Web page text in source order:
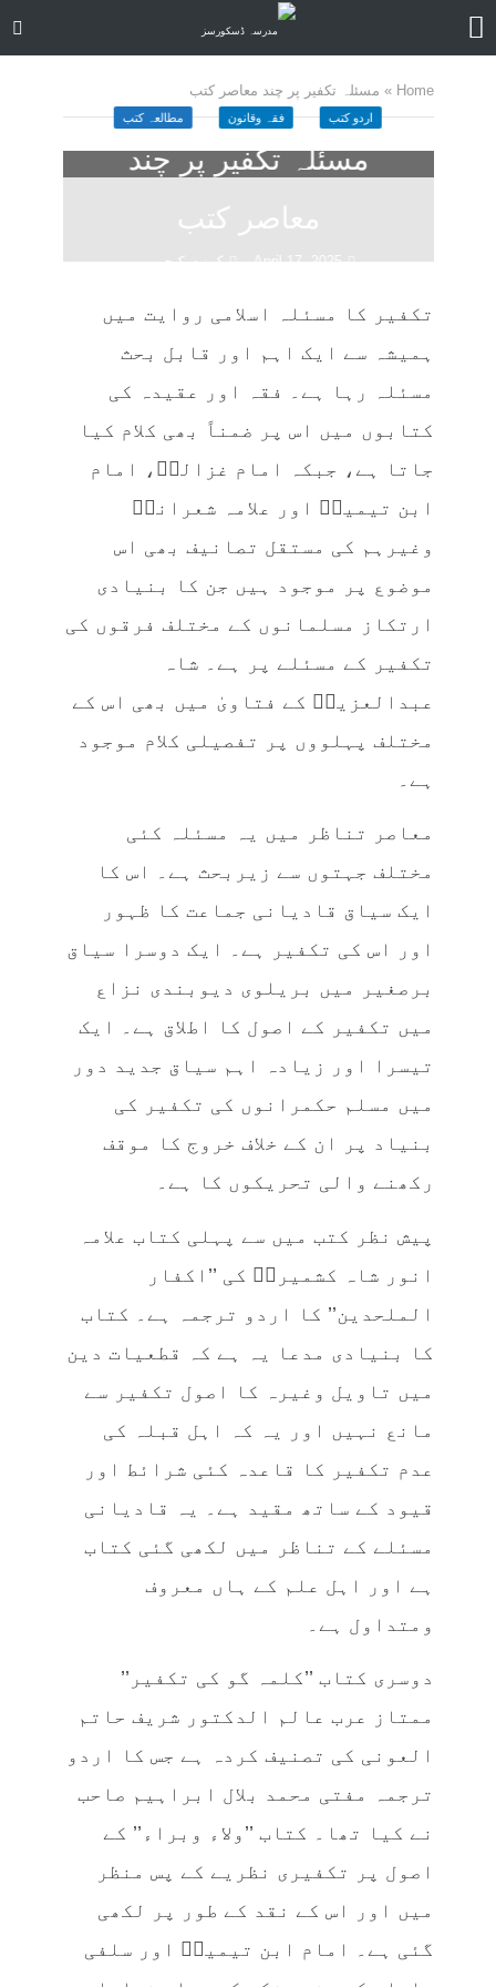
Home
» مسئلہ تکفیر پر چند معاصر کتب
اردو کتب فقہ وقانون مطالعہ کتب
مسئلہ تکفیر پر چند
معاصر کتب
April 17, 2025
کمنت کیجے
تکفیر کا مسئلہ اسلامی روایت میں
ہمیشہ سے ایک اہم اور قابل بحث
مسئلہ رہا ہے۔ فقہ اور عقیدہ کی
کتابوں میں اس پر ضمناً‌ بھی کلام کیا
جاتا ہے، جبکہ امام غزالیؒ، امام
ابن تیمیہؒ اور علامہ شعرانیؒ
وغیرہم کی مستقل تصانیف بھی اس
موضوع پر موجود ہیں جن کا بنیادی
ارتکاز مسلمانوں کے مختلف فرقوں کی
تکفیر کے مسئلے پر ہے۔ شاہ
عبدالعزیزؒ کے فتاویٰ میں بھی اس کے
مختلف پہلووں پر تفصیلی کلام موجود
ہے۔
معاصر تناظر میں یہ مسئلہ کئی
مختلف جہتوں سے زیربحث ہے۔ اس کا
ایک سیاق قادیانی جماعت کا ظہور
اور اس کی تکفیر ہے۔ ایک دوسرا سیاق
برصغیر میں بریلوی دیوبندی نزاع
میں تکفیر کے اصول کا اطلاق ہے۔ ایک
تیسرا اور زیادہ اہم سیاق جدید دور
میں مسلم حکمرانوں کی تکفیر کی
بنیاد پر ان کے خلاف خروج کا موقف
رکھنے والی تحریکوں کا ہے۔
پیش نظر کتب میں سے پہلی کتاب علامہ
انور شاہ کشمیریؒ کی ’’اکفار
الملحدین’’ کا اردو ترجمہ ہے۔ کتاب
کا بنیادی مدعا یہ ہے کہ قطعیات دین
میں تاویل وغیرہ کا اصول تکفیر سے
مانع نہیں اور یہ کہ اہل قبلہ کی
عدم تکفیر کا قاعدہ کئی شرائط اور
قیود کے ساتھ مقید ہے۔ یہ قادیانی
مسئلے کے تناظر میں لکھی گئی کتاب
ہے اور اہل علم کے ہاں معروف
ومتداول ہے۔
دوسری کتاب ’’کلمہ گو کی تکفیر’’
ممتاز عرب عالم الدکتور شریف حاتم
العونی کی تصنیف کردہ ہے جس کا اردو
ترجمہ مفتی محمد بلال ابراہیم صاحب
نے کیا تھا۔ کتاب ’’ولاء وبراء’’ کے
اصول پر تکفیری نظریے کے پس منظر
میں اور اس کے نقد کے طور پر لکھی
گئی ہے۔ امام ابن تیمیہؒ اور سلفی